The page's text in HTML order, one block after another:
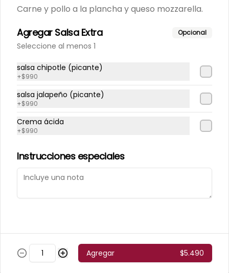
Postres
Torta 3 Leches
Micheladas
Carne y pollo a la plancha y queso mozzarella.
Agregar Salsa Extra Opcional
Seleccione al menos 1
salsa chipotle (picante)
+$990
salsa jalapeño (picante)
+$990
Crema ácida
+$990
Instrucciones especiales
Agregar $5.490